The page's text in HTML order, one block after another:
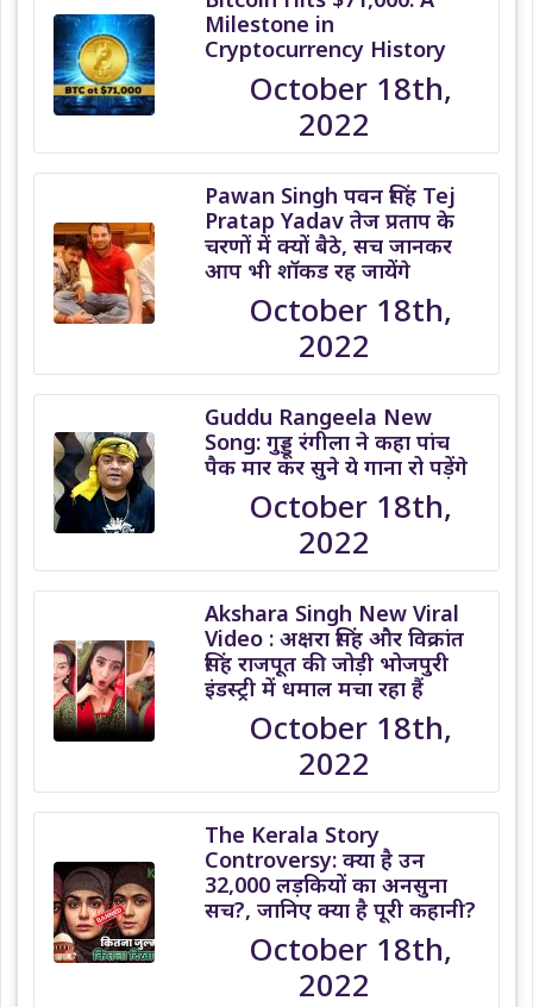
Milestone in
Cryptocurrency History
October 18th,
2022
Pawan Singh पवन सिंह Tej
Pratap Yadav तेज प्रताप के
चरणों में क्यों बैठे, सच जानकर
आप भी शॉकड रह जायेंगे
October 18th,
2022
Guddu Rangeela New
Song: गुड्डू रंगीला ने कहा पांच
पैक मार कर सुने ये गाना रो पड़ेंगे
October 18th,
2022
Akshara Singh New Viral
Video : अक्षरा सिंह और विक्रांत
सिंह राजपूत की जोड़ी भोजपुरी
इंडस्ट्री में धमाल मचा रहा हैं
October 18th,
2022
The Kerala Story
Controversy: क्या है उन
32,000 लड़कियों का अनसुना
सच?, जानिए क्या है पूरी कहानी?
October 18th,
2022